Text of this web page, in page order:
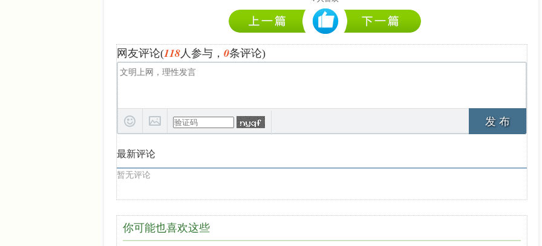
网友评论(118人参与， 0条评论)
发 布
最新评论
暂无评论
你可能也喜欢这些